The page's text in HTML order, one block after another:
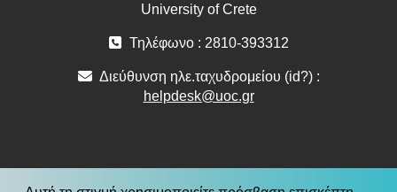
University of Crete
Τηλέφωνο : 2810-393312
Διεύθυνση ηλε.ταχυδρομείου (id?) :
helpdesk@uoc.gr